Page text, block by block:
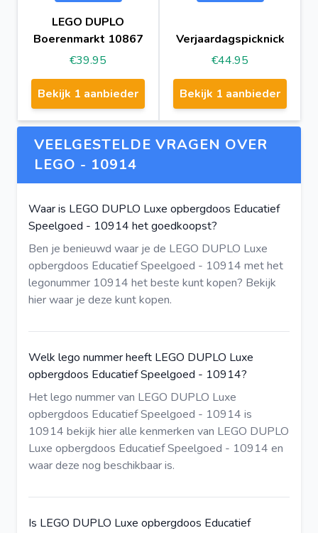
LEGO DUPLO
Boerenmarkt 10867
€39.95
Bekijk 1 aanbieder
Verjaardagspicknick
€44.95
Bekijk 1 aanbieder
VEELGESTELDE VRAGEN OVER
LEGO - 10914
Waar is LEGO DUPLO Luxe opbergdoos Educatief
Speelgoed - 10914 het goedkoopst?
Ben je benieuwd waar je de LEGO DUPLO Luxe
opbergdoos Educatief Speelgoed - 10914 met het
legonummer 10914 het beste kunt kopen? Bekijk
hierwaar je deze kunt kopen.
Welk lego nummer heeft LEGO DUPLO Luxe
opbergdoos Educatief Speelgoed - 10914?
Het lego nummer van LEGO DUPLO Luxe
opbergdoos Educatief Speelgoed - 10914 is
10914 bekijk hieralle kenmerken van LEGO DUPLO
Luxe opbergdoos Educatief Speelgoed - 10914 en
waar deze nog beschikbaar is.
Is LEGO DUPLO Luxe opbergdoos Educatief